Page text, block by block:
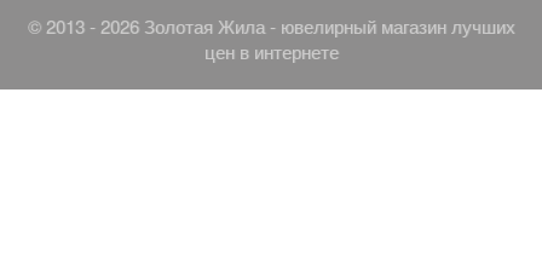
© 2013 - 2026 Золотая Жила - ювелирный магазин лучших
цен в интернете